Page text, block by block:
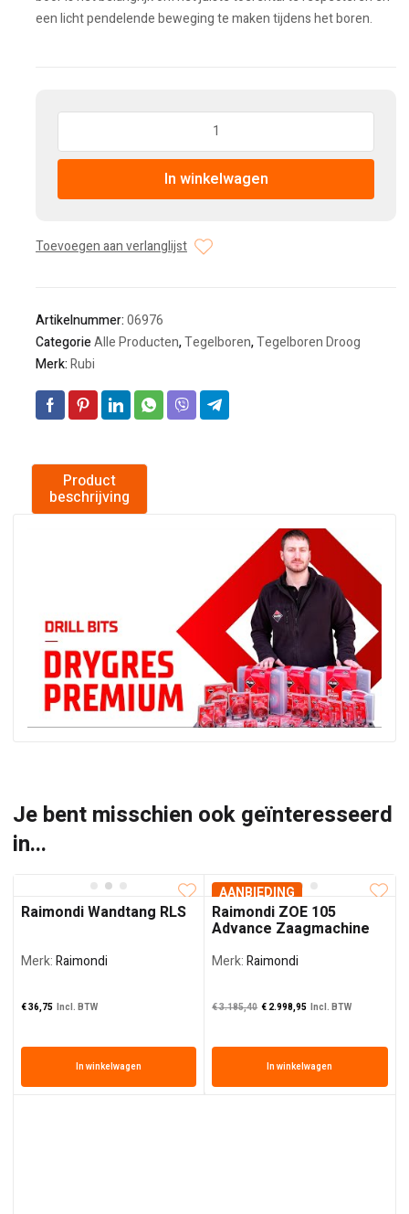
een licht pendelende beweging te maken tijdens het boren.
Hoeveelheid:
In winkelwagen
Toevoegen aan verlanglijst
Artikelnummer:06976
CategorieAlle Producten,Tegelboren,Tegelboren Droog
Merk:Rubi
Product
beschrijving
Je bent misschien ook geïnteresseerd
in...
Raimondi Wandtang RLS
€36,75 Incl. BTW
In winkelwagen
Merk:Raimondi
AANBIEDING
Raimondi ZOE 105
Advance Zaagmachine
€3.185,40 Oorspronkelijke
€ 2.998,95De huidige
Incl. BTW
In winkelwagen
Merk:Raimondi